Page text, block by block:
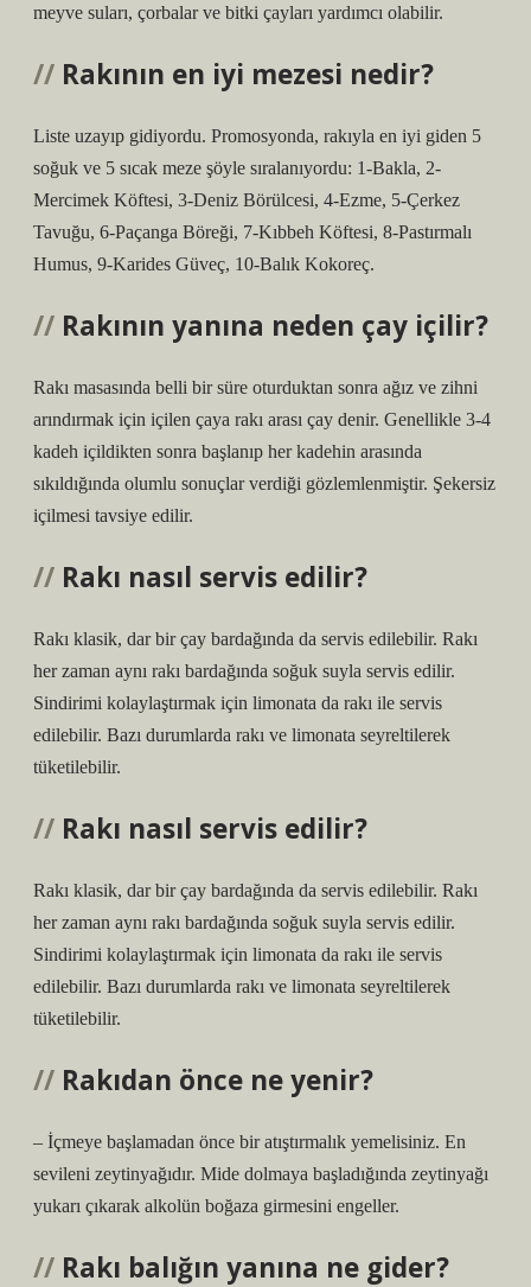
meyve suları, çorbalar ve bitki çayları yardımcı olabilir.
Rakının en iyi mezesi nedir?
Liste uzayıp gidiyordu. Promosyonda, rakıyla en iyi giden 5
soğuk ve 5 sıcak meze şöyle sıralanıyordu: 1-Bakla, 2-
Mercimek Köftesi, 3-Deniz Börülcesi, 4-Ezme, 5-Çerkez
Tavuğu, 6-Paçanga Böreği, 7-Kıbbeh Köftesi, 8-Pastırmalı
Humus, 9-Karides Güveç, 10-Balık Kokoreç.
Rakının yanına neden çay içilir?
Rakı masasında belli bir süre oturduktan sonra ağız ve zihni
arındırmak için içilen çaya rakı arası çay denir. Genellikle 3-4
kadeh içildikten sonra başlanıp her kadehin arasında
sıkıldığında olumlu sonuçlar verdiği gözlemlenmiştir. Şekersiz
içilmesi tavsiye edilir.
Rakı nasıl servis edilir?
Rakı klasik, dar bir çay bardağında da servis edilebilir. Rakı
her zaman aynı rakı bardağında soğuk suyla servis edilir.
Sindirimi kolaylaştırmak için limonata da rakı ile servis
edilebilir. Bazı durumlarda rakı ve limonata seyreltilerek
tüketilebilir.
Rakı nasıl servis edilir?
Rakı klasik, dar bir çay bardağında da servis edilebilir. Rakı
her zaman aynı rakı bardağında soğuk suyla servis edilir.
Sindirimi kolaylaştırmak için limonata da rakı ile servis
edilebilir. Bazı durumlarda rakı ve limonata seyreltilerek
tüketilebilir.
Rakıdan önce ne yenir?
– İçmeye başlamadan önce bir atıştırmalık yemelisiniz. En
sevileni zeytinyağıdır. Mide dolmaya başladığında zeytinyağı
yukarı çıkarak alkolün boğaza girmesini engeller.
Rakı balığın yanına ne gider?